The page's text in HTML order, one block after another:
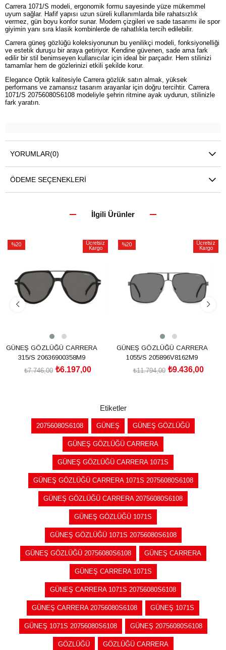
Carrera 1071/S modeli, ergonomik formu sayesinde yüze mükemmel
uyum sağlar. Hafif yapısı uzun süreli kullanımlarda bile rahatsızlık
vermez, gün boyu konfor sunar. Modern çizgileri ve sade tasarımı ile spor
giyimin yanı sıra klasik kombinlerde de rahatlıkla tercih edilebilir.
Carrera güneş gözlüğü koleksiyonunun bu yenilikçi modeli, fonksiyonelliği
ve estetik duruşu bir araya getiriyor. Kendine güvenen, sade ama fark
edilir bir stil benimseyen kullanıcılar için ideal bir parçadır. Hem stilinizi
tamamlar hem de gözlerinizi etkili şekilde korur.
Elegance Optik kalitesiyle Carrera gözlük satın almak, yüksek
performans ve zamansız tasarım arayanlar için doğru tercihtir. Carrera
1071/S 20756080S6108 modeliyle şehrin ritmine ayak uydurun, stilinizle
fark yaratın.
YORUMLAR(0)
ÖDEME SEÇENEKLERI
İlgili Ürünler
%20
Ücretsiz
Kargo
GÜNEŞ GÖZLÜĞÜ CARRERA
315/S 20636900358M9
₺6.197,00
₺7.746,00
%20
Ücretsiz
Kargo
GÜNEŞ GÖZLÜĞÜ CARRERA
1055/S 205896V8162M9
₺9.436,00
₺11.794,00
Etiketler
20756080S6108 GÜNEŞ GÜNEŞ GÖZLÜĞÜ
GÜNEŞ GÖZLÜĞÜ CARRERA
GÜNEŞ GÖZLÜĞÜ CARRERA 1071S
GÜNEŞ GÖZLÜĞÜ CARRERA 1071S 20756080S6108
GÜNEŞ GÖZLÜĞÜ CARRERA 20756080S6108
GÜNEŞ GÖZLÜĞÜ 1071S
GÜNEŞ GÖZLÜĞÜ 1071S 20756080S6108
GÜNEŞ GÖZLÜĞÜ 20756080S6108 GÜNEŞ CARRERA
GÜNEŞ CARRERA 1071S
GÜNEŞ CARRERA 1071S 20756080S6108
GÜNEŞ CARRERA 20756080S6108 GÜNEŞ 1071S
GÜNEŞ 1071S 20756080S6108 GÜNEŞ 20756080S6108
GÖZLÜĞÜ GÖZLÜĞÜ CARRERA